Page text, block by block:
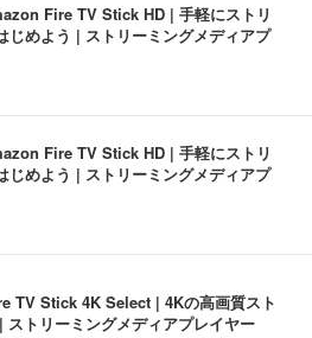
Fire TV Stick HD | 手軽にストリ
じめよう | ストリーミングメディアプ
Fire TV Stick HD | 手軽にストリ
じめよう | ストリーミングメディアプ
TV Stick 4K Select | 4Kの高画質スト
ストリーミングメディアプレイヤー